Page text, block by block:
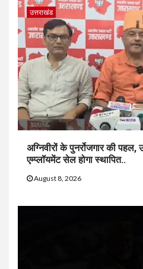
उत्तराखंड
अग्निवीरों के पुनर्रोजगार की
एम्प्लॉयमेंट सेल होगा स्थापित..
August 8, 2026